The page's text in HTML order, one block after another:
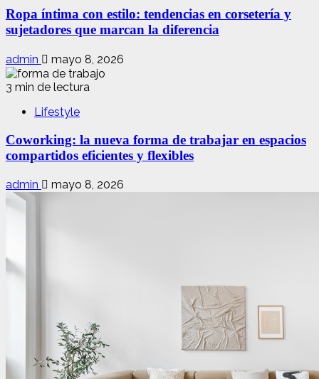
Ropa íntima con estilo: tendencias en corsetería y
sujetadores que marcan la diferencia
admin mayo 8, 2026
3 min de lectura
Lifestyle
Coworking: la nueva forma de trabajar en espacios
compartidos eficientes y flexibles
admin mayo 8, 2026